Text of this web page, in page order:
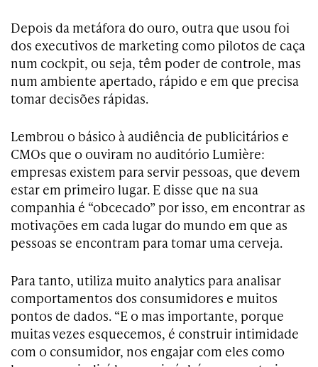
Depois da metáfora do ouro, outra que usou foi
dos executivos de marketing como pilotos de caça
num cockpit, ou seja, têm poder de controle, mas
num ambiente apertado, rápido e em que precisa
tomar decisões rápidas.
Lembrou o básico à audiência de publicitários e
CMOs que o ouviram no auditório Lumière:
empresas existem para servir pessoas, que devem
estar em primeiro lugar. E disse que na sua
companhia é “obcecado” por isso, em encontrar as
motivações em cada lugar do mundo em que as
pessoas se encontram para tomar uma cerveja.
Para tanto, utiliza muito analytics para analisar
comportamentos dos consumidores e muitos
pontos de dados. “E o mas importante, porque
muitas vezes esquecemos, é construir intimidade
com o consumidor, nos engajar com eles como